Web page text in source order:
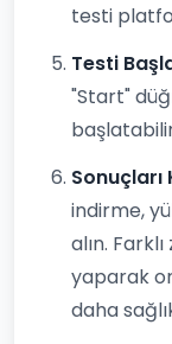
testi
Testi
"Start"
indirme,
alın.
yaparak
daha